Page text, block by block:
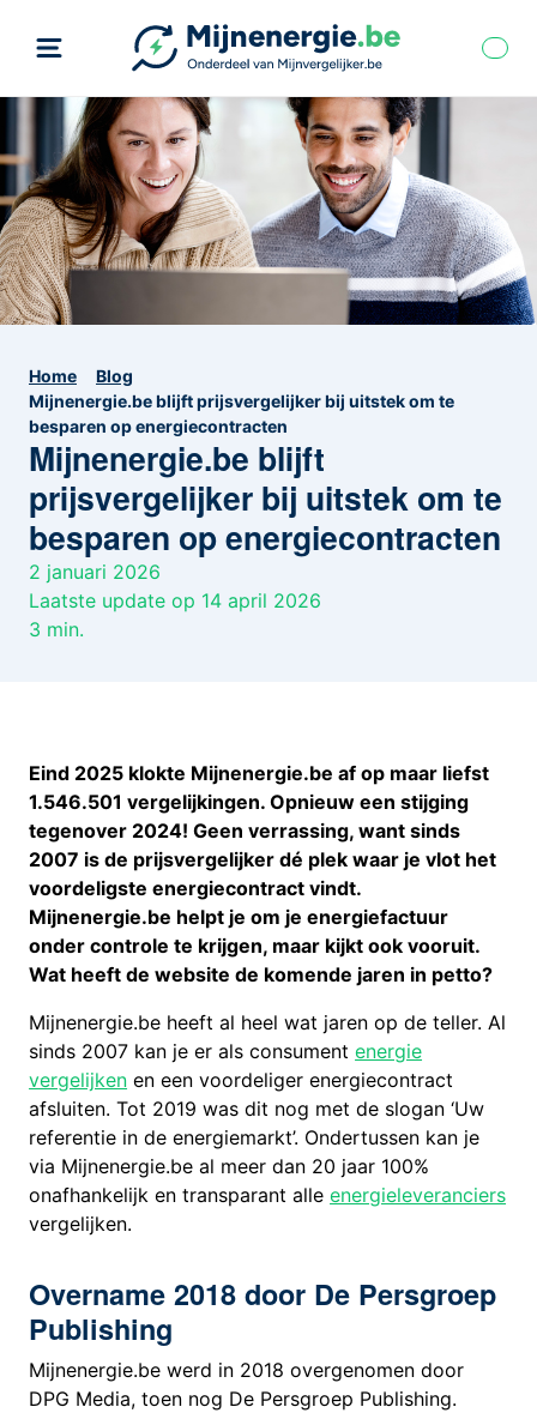
Home
Blog
Mijnenergie.be blijft prijsvergelijker bij uitstek om te
besparen op energiecontracten
Mijnenergie.be blijft
prijsvergelijker bij uitstek om te
besparen op energiecontracten
2 januari 2026
Laatste update op 14 april 2026
3 min.
Eind 2025 klokte Mijnenergie.be af op maar liefst
1.546.501 vergelijkingen. Opnieuw een stijging
tegenover 2024! Geen verrassing, want sinds
2007 is de prijsvergelijker dé plek waar je vlot het
voordeligste energiecontract vindt.
Mijnenergie.be helpt je om je energiefactuur
onder controle te krijgen, maar kijkt ook vooruit.
Wat heeft de website de komende jaren in petto?
Mijnenergie.be heeft al heel wat jaren op de teller. Al
sinds 2007 kan je er als consumentenergie
vergelijken en een voordeliger energiecontract
afsluiten. Tot 2019 was dit nog met de slogan ‘Uw
referentie in de energiemarkt’. Ondertussen kan je
via Mijnenergie.be al meer dan 20 jaar 100%
onafhankelijk en transparant alleenergieleveranciers
vergelijken.
Overname 2018 door De Persgroep
Publishing
Mijnenergie.be werd in 2018 overgenomen door
DPG Media, toen nog De Persgroep Publishing.